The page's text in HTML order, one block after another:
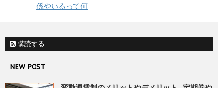
係やいるって何
購読する
NEW POST